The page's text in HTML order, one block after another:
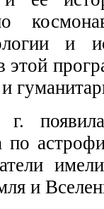
и
этой
по
и